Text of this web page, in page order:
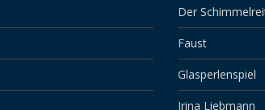
Der
Faust
Glasperlenspiel
Irina Liebmann